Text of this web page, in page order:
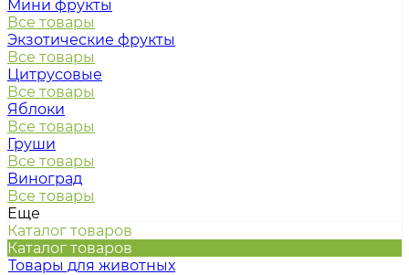
Мини фрукты
Все товары
Экзотические фрукты
Все товары
Цитрусовые
Все товары
Яблоки
Все товары
Груши
Все товары
Виноград
Все товары
Еще
Каталог товаров
Каталог товаров
Товары для животных